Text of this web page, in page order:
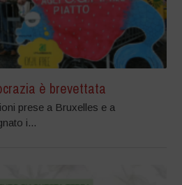
è brevettata
prese a Bruxelles e a
i...